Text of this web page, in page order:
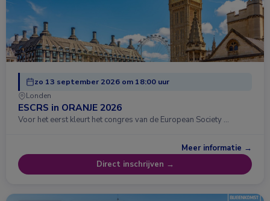
zo 13 september 2026 om 18:00 uur
Londen
ESCRS in ORANJE 2026
Voor het eerst kleurt het congres van de European Society …
Meer informatie →
Direct inschrijven →